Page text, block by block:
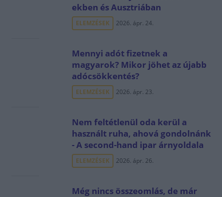
ekben és Ausztriában
ELEMZÉSEK 2026. ápr. 24.
Mennyi adót fizetnek a
magyarok? Mikor jöhet az újabb
adócsökkentés?
ELEMZÉSEK 2026. ápr. 23.
Nem feltétlenül oda kerül a
használt ruha, ahová gondolnánk
- A second-hand ipar árnyoldala
ELEMZÉSEK 2026. ápr. 26.
Még nincs összeomlás, de már